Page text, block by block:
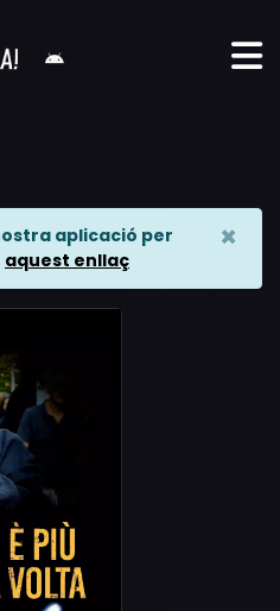
aplicació per
aquest enllaç
×